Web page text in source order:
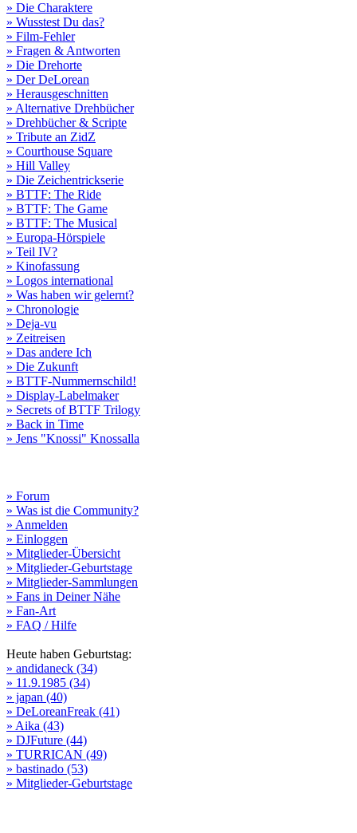
» Die Charaktere
» Wusstest Du das?
» Film-Fehler
» Fragen & Antworten
» Die Drehorte
» Der DeLorean
» Herausgeschnitten
» Alternative Drehbücher
» Drehbücher & Scripte
» Tribute an ZidZ
» Courthouse Square
» Hill Valley
» Die Zeichentrickserie
» BTTF: The Ride
» BTTF: The Game
» BTTF: The Musical
» Europa-Hörspiele
» Teil IV?
» Kinofassung
» Logos international
» Was haben wir gelernt?
» Chronologie
» Deja-vu
» Zeitreisen
» Das andere Ich
» Die Zukunft
» BTTF-Nummernschild!
» Display-Labelmaker
» Secrets of BTTF Trilogy
» Back in Time
» Jens "Knossi" Knossalla
» Forum
» Was ist die Community?
» Anmelden
» Einloggen
» Mitglieder-Übersicht
» Mitglieder-Geburtstage
» Mitglieder-Sammlungen
» Fans in Deiner Nähe
» Fan-Art
» FAQ / Hilfe
Heute haben Geburtstag:
» andidaneck (34)
» 11.9.1985 (34)
» japan (40)
» DeLoreanFreak (41)
» Aika (43)
» DJFuture (44)
» TURRICAN (49)
» bastinado (53)
» Mitglieder-Geburtstage